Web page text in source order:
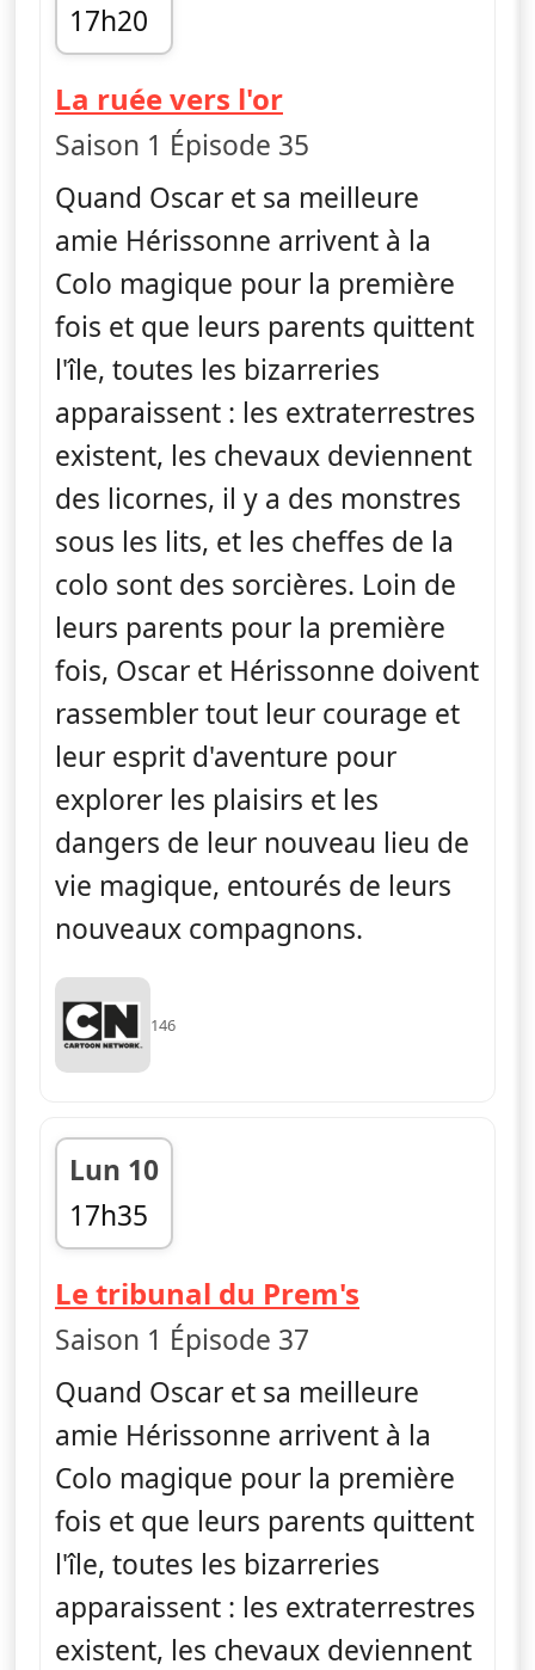
17h20
fin 17h35
La ruée vers l'or— Craig de la
Saison 1 Épisode 35
Quand Oscar et sa meilleure
amie Hérissonne arrivent à la
Colo magique pour la première
fois et que leurs parents quittent
l'île, toutes les bizarreries
apparaissent : les extraterrestres
existent, les chevaux deviennent
des licornes, il y a des monstres
sous les lits, et les cheffes de la
colo sont des sorcières. Loin de
leurs parents pour la première
fois, Oscar et Hérissonne doivent
rassembler tout leur courage et
leur esprit d'aventure pour
explorer les plaisirs et les
dangers de leur nouveau lieu de
vie magique, entourés de leurs
nouveaux compagnons.
146
Lun 10
17h35
fin 17h50
Le tribunal du Prem's
Saison 1 Épisode 37
Quand Oscar et sa meilleure
amie Hérissonne arrivent à la
Colo magique pour la première
fois et que leurs parents quittent
l'île, toutes les bizarreries
apparaissent : les extraterrestres
existent, les chevaux deviennent